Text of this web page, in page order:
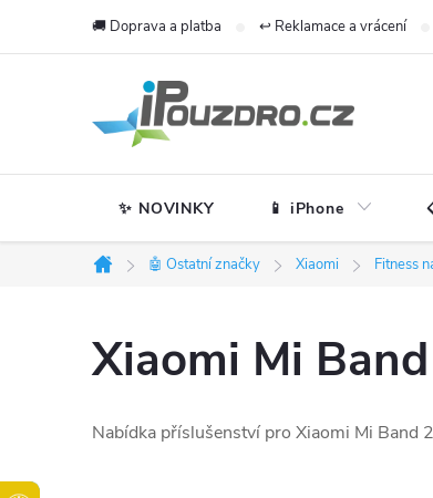
🚚 Doprava a platba ↩️ Reklamace a vrácení
✨ NOVINKY 📱 iPhone
Domů
🤖 Ostatní značky Xiaomi Fitness
Xiaomi Mi
Nabídka příslušenství pro Xiaomi Mi Band